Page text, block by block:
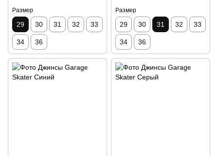
Размер
29 30 31 32 33
34 36
Размер
29 30 31 32 33
34 36